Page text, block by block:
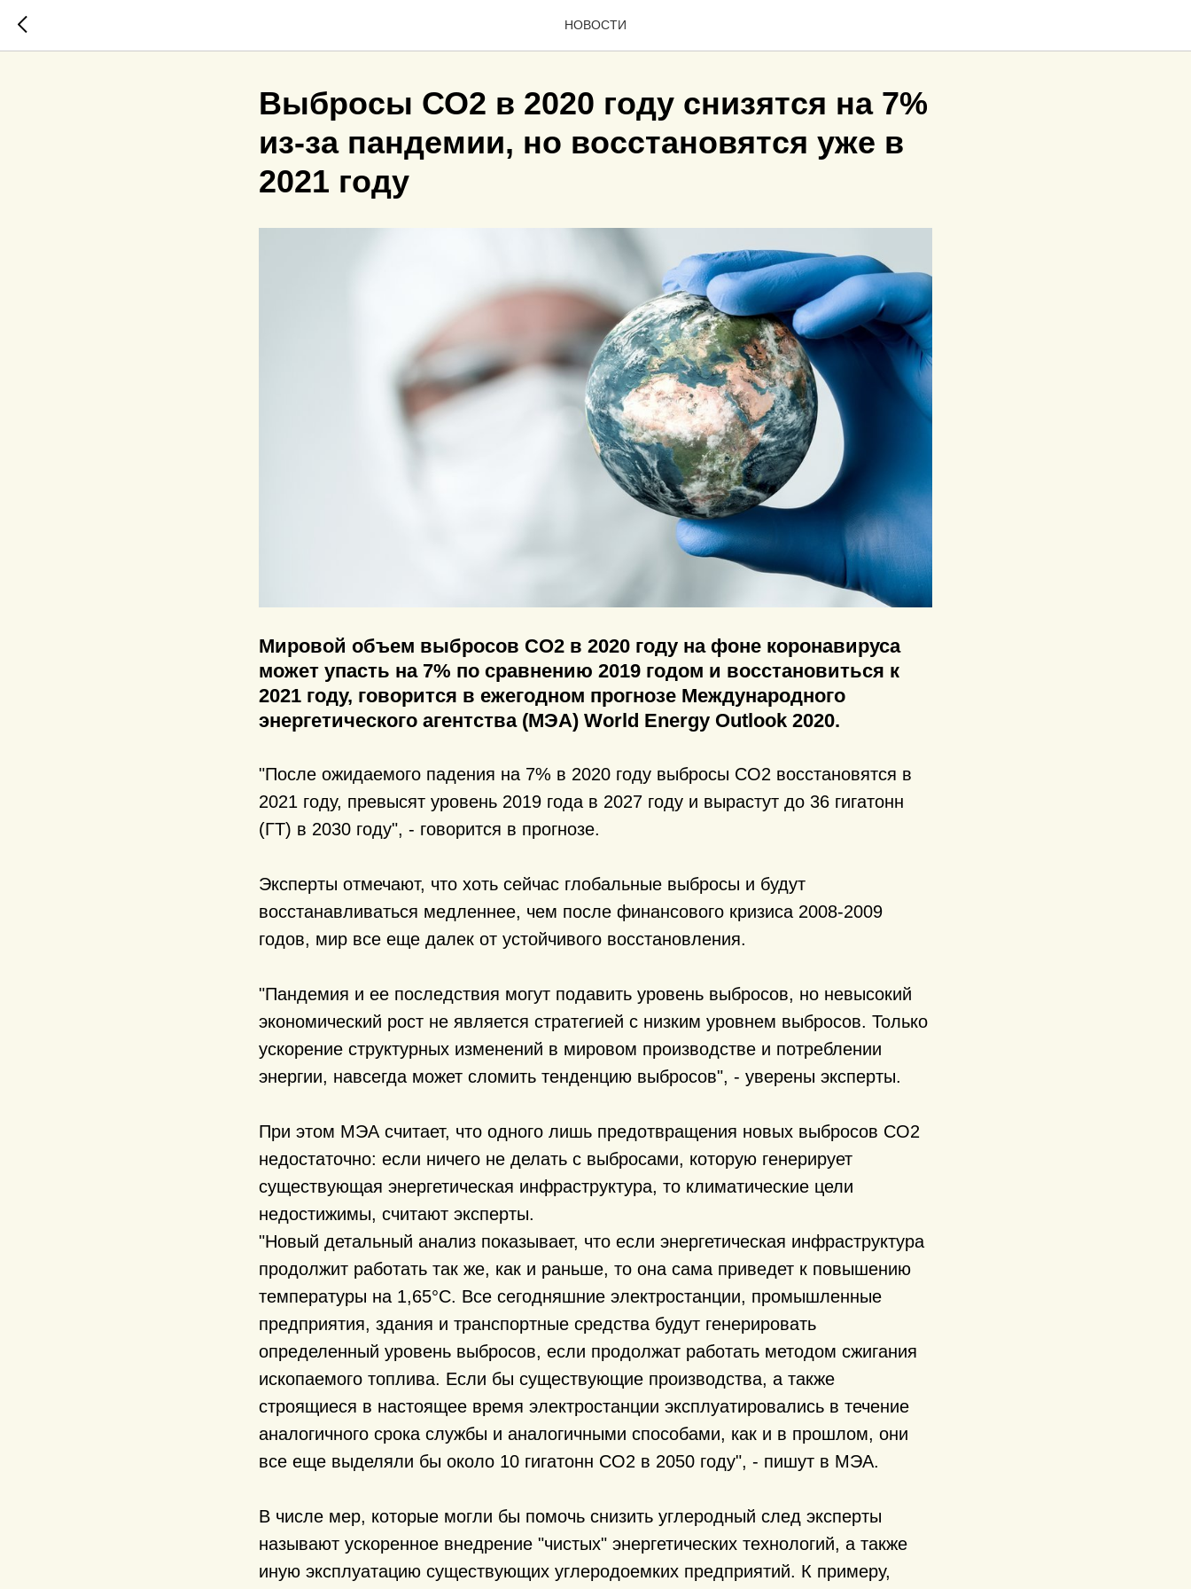
НОВОСТИ
Выбросы СО2 в 2020 году снизятся на 7%
из-за пандемии, но восстановятся уже в
2021 году
Мировой объем выбросов CO2 в 2020 году на фоне коронавируса
может упасть на 7% по сравнению 2019 годом и восстановиться к
2021 году, говорится в ежегодном прогнозе Международного
энергетического агентства (МЭА) World Energy Outlook 2020.
"После ожидаемого падения на 7% в 2020 году выбросы CO2 восстановятся в
2021 году, превысят уровень 2019 года в 2027 году и вырастут до 36 гигатонн
(ГТ) в 2030 году", - говорится в прогнозе.
Эксперты отмечают, что хоть сейчас глобальные выбросы и будут
восстанавливаться медленнее, чем после финансового кризиса 2008-2009
годов, мир все еще далек от устойчивого восстановления.
"Пандемия и ее последствия могут подавить уровень выбросов, но невысокий
экономический рост не является стратегией с низким уровнем выбросов. Только
ускорение структурных изменений в мировом производстве и потреблении
энергии, навсегда может сломить тенденцию выбросов", - уверены эксперты.
При этом МЭА считает, что одного лишь предотвращения новых выбросов CO2
недостаточно: если ничего не делать с выбросами, которую генерирует
существующая энергетическая инфраструктура, то климатические цели
недостижимы, считают эксперты.
"Новый детальный анализ показывает, что если энергетическая инфраструктура
продолжит работать так же, как и раньше, то она сама приведет к повышению
температуры на 1,65°C. Все сегодняшние электростанции, промышленные
предприятия, здания и транспортные средства будут генерировать
определенный уровень выбросов, если продолжат работать методом сжигания
ископаемого топлива. Если бы существующие производства, а также
строящиеся в настоящее время электростанции эксплуатировались в течение
аналогичного срока службы и аналогичными способами, как и в прошлом, они
все еще выделяли бы около 10 гигатонн CO2 в 2050 году", - пишут в МЭА.
В числе мер, которые могли бы помочь снизить углеродный след эксперты
называют ускоренное внедрение "чистых" энергетических технологий, а также
иную эксплуатацию существующих углеродоемких предприятий. К примеру,